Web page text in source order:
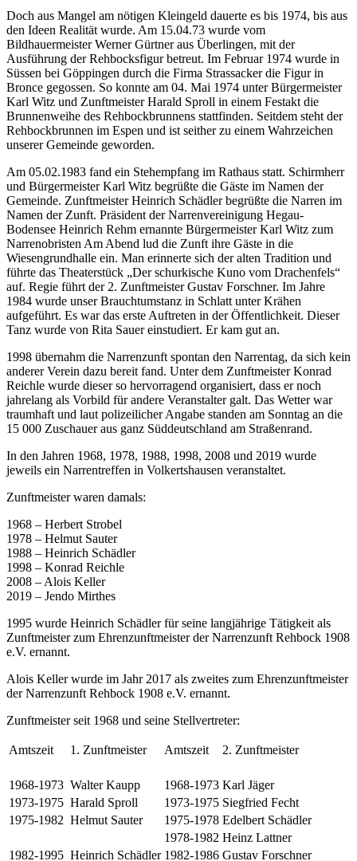
Doch aus Mangel am nötigen Kleingeld dauerte es bis 1974, bis aus
den Ideen Realität wurde. Am 15.04.73 wurde vom
Bildhauermeister Werner Gürtner aus Überlingen, mit der
Ausführung der Rehbocksfigur betreut. Im Februar 1974 wurde in
Süssen bei Göppingen durch die Firma Strassacker die Figur in
Bronce gegossen. So konnte am 04. Mai 1974 unter Bürgermeister
Karl Witz und Zunftmeister Harald Sproll in einem Festakt die
Brunnenweihe des Rehbockbrunnens stattfinden. Seitdem steht der
Rehbockbrunnen im Espen und ist seither zu einem Wahrzeichen
unserer Gemeinde geworden.
Am 05.02.1983 fand ein Stehempfang im Rathaus statt. Schirmherr
und Bürgermeister Karl Witz begrüßte die Gäste im Namen der
Gemeinde. Zunftmeister Heinrich Schädler begrüßte die Narren im
Namen der Zunft. Präsident der Narrenvereinigung Hegau-
Bodensee Heinrich Rehm ernannte Bürgermeister Karl Witz zum
Narrenobristen Am Abend lud die Zunft ihre Gäste in die
Wiesengrundhalle ein. Man erinnerte sich der alten Tradition und
führte das Theaterstück „Der schurkische Kuno vom Drachenfels“
auf. Regie führt der 2. Zunftmeister Gustav Forschner. Im Jahre
1984 wurde unser Brauchtumstanz in Schlatt unter Krähen
aufgeführt. Es war das erste Auftreten in der Öffentlichkeit. Dieser
Tanz wurde von Rita Sauer einstudiert. Er kam gut an.
1998 übernahm die Narrenzunft spontan den Narrentag, da sich kein
anderer Verein dazu bereit fand. Unter dem Zunftmeister Konrad
Reichle wurde dieser so hervorragend organisiert, dass er noch
jahrelang als Vorbild für andere Veranstalter galt. Das Wetter war
traumhaft und laut polizeilicher Angabe standen am Sonntag an die
15 000 Zuschauer aus ganz Süddeutschland am Straßenrand.
In den Jahren 1968, 1978, 1988, 1998, 2008 und 2019 wurde
jeweils ein Narrentreffen in Volkertshausen veranstaltet.
Zunftmeister waren damals:
1968 – Herbert Strobel
1978 – Helmut Sauter
1988 – Heinrich Schädler
1998 – Konrad Reichle
2008 – Alois Keller
2019 – Jendo Mirthes
1995 wurde Heinrich Schädler für seine langjährige Tätigkeit als
Zunftmeister zum Ehrenzunftmeister der Narrenzunft Rehbock 1908
e.V. ernannt.
Alois Keller wurde im Jahr 2017 als zweites zum Ehrenzunftmeister
der Narrenzunft Rehbock 1908 e.V. ernannt.
Zunftmeister seit 1968 und seine Stellvertreter:
Amtszeit 1. Zunftmeister Amtszeit 2. Zunftmeister
1968-1973 Walter Kaupp 1968-1973 Karl Jäger
1973-1975 Harald Sproll 1973-1975 Siegfried Fecht
1975-1982 Helmut Sauter 1975-1978 Edelbert Schädler
1978-1982 Heinz Lattner
1982-1995 Heinrich Schädler 1982-1986 Gustav Forschner